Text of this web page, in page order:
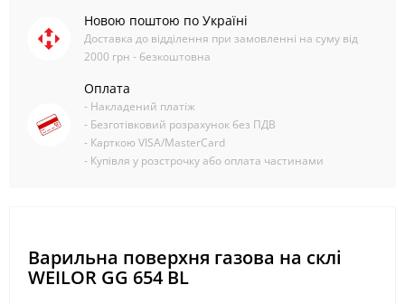
Новою поштою по Україні
Доставка до відділення при замовленні на суму від
2000 грн - безкоштовна
Оплата
- Накладений платіж
- Безготівковий розрахунок без ПДВ
- Карткою VISA/MasterCard
- Купівля у розстрочку або оплата частинами
Варильна поверхня газова на склі
WEILOR GG 654 BL